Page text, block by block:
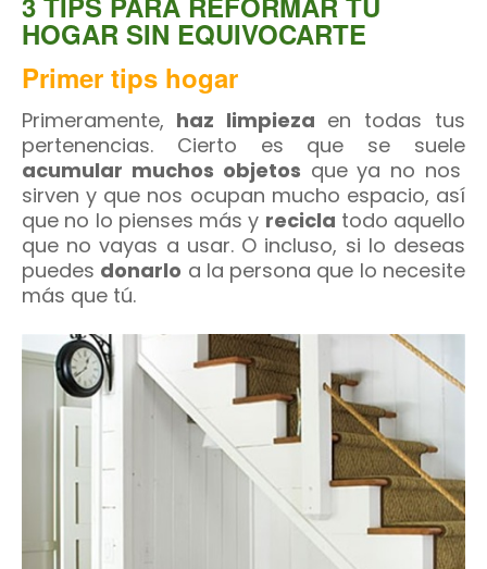
HOGAR SIN EQUIVOCARTE
Primer tips hogar
Primeramente, haz limpieza en todas tus
pertenencias. Cierto es que se suele
acumular muchos objetos que ya no nos
sirven y que nos ocupan mucho espacio, así
que no lo pienses más y recicla todo aquello
que no vayas a usar. O incluso, si lo deseas
puedes donarlo a la persona que lo necesite
más que tú.